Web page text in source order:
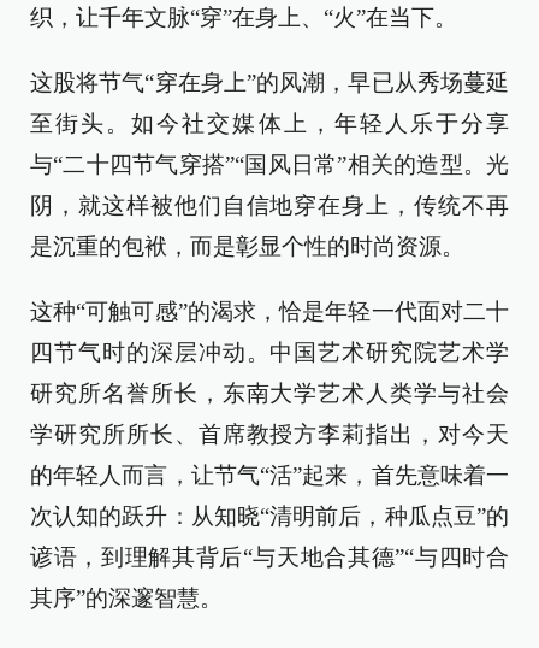
织，让千年文脉“穿”在身上、“火”在当下。
这股将节气“穿在身上”的风潮，早已从秀场蔓延
至街头。如今社交媒体上，年轻人乐于分享
与“二十四节气穿搭”“国风日常”相关的造型。光
阴，就这样被他们自信地穿在身上，传统不再
是沉重的包袱，而是彰显个性的时尚资源。
这种“可触可感”的渴求，恰是年轻一代面对二十
四节气时的深层冲动。中国艺术研究院艺术学
研究所名誉所长，东南大学艺术人类学与社会
学研究所所长、首席教授方李莉指出，对今天
的年轻人而言，让节气“活”起来，首先意味着一
次认知的跃升：从知晓“清明前后，种瓜点豆”的
谚语，到理解其背后“与天地合其德”“与四时合
其序”的深邃智慧。